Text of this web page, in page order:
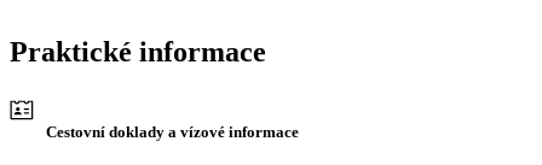
Praktické informace
Cestovní doklady a vízové informace